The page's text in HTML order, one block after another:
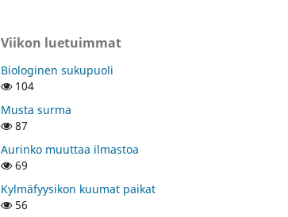
Viikon luetuimmat
Biologinen sukupuoli
104
Musta surma
87
Aurinko muuttaa ilmastoa
69
Kylmäfyysikon kuumat paikat
56